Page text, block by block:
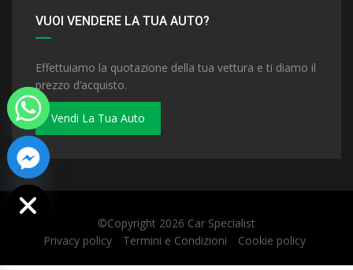
VUOI VENDERE LA TUA AUTO?
Effettuiamo la quotazione della tua vettura e ti diamo il
prezzo d’acquisto.
Vendi La Tua Auto
©Copyright 2026 Car Specialist
Privacy policy
Termini e Condizioni Cookie policy